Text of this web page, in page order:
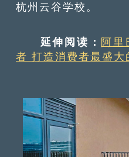
杭州云谷学校。
延伸阅读： 阿里
者 打造消费者最盛大